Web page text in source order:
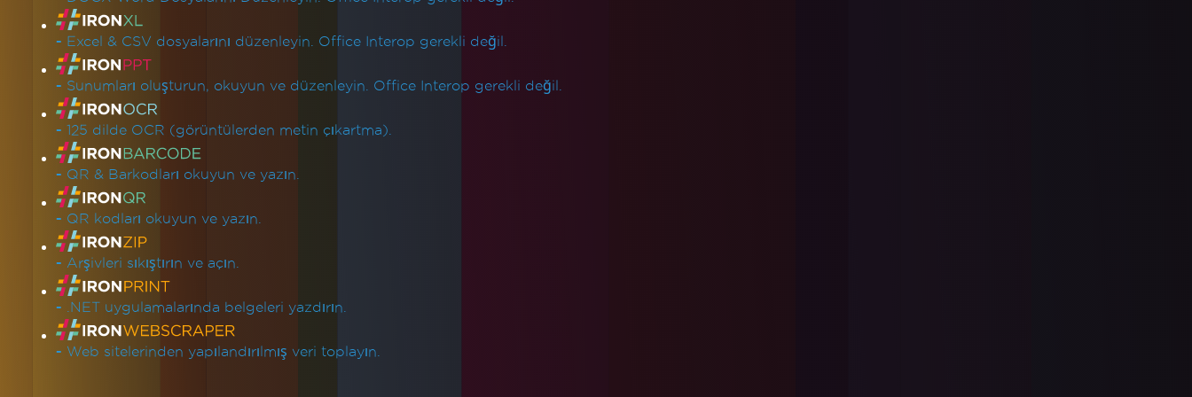
- Excel & CSV dosyalarını düzenleyin. Office Interop gerekli değil.
- Sunumları oluşturun, okuyun ve düzenleyin. Office Interop gerekli değil.
- 125 dilde OCR (görüntülerden metin çıkartma).
- QR & Barkodları okuyun ve yazın.
- QR kodları okuyun ve yazın.
- Arşivleri sıkıştırın ve açın.
- .NET uygulamalarında belgeleri yazdırın.
- Web sitelerinden yapılandırılmış veri toplayın.